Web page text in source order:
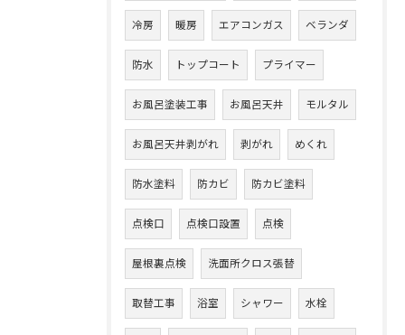
冷房 暖房 エアコンガス ベランダ
防水 トップコート プライマー
お風呂塗装工事 お風呂天井 モルタル
お風呂天井剥がれ 剥がれ めくれ
防水塗料 防カビ 防カビ塗料
点検口 点検口設置 点検
屋根裏点検 洗面所クロス張替
取替工事 浴室 シャワー 水栓